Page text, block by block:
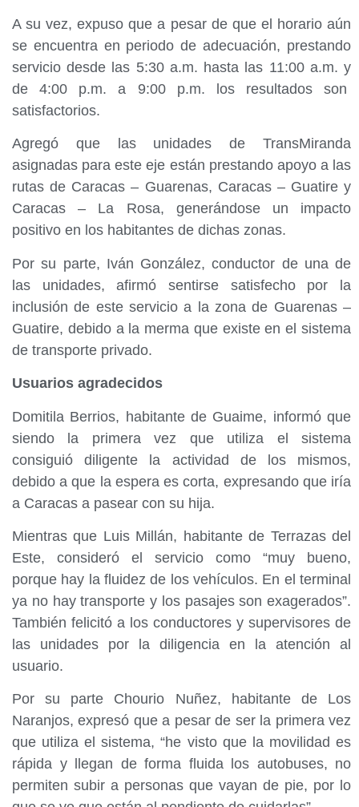
A su vez, expuso que a pesar de que el horario aún
se encuentra en periodo de adecuación, prestando
servicio desde las 5:30 a.m. hasta las 11:00 a.m. y
de 4:00 p.m. a 9:00 p.m. los resultados son
satisfactorios.
Agregó que las unidades de TransMiranda
asignadas para este eje están prestando apoyo a las
rutas de Caracas – Guarenas, Caracas – Guatire y
Caracas – La Rosa, generándose un impacto
positivo en los habitantes de dichas zonas.
Por su parte, Iván González, conductor de una de
las unidades, afirmó sentirse satisfecho por la
inclusión de este servicio a la zona de Guarenas –
Guatire, debido a la merma que existe en el sistema
de transporte privado.
Usuarios agradecidos
Domitila Berrios, habitante de Guaime, informó que
siendo la primera vez que utiliza el sistema
consiguió diligente la actividad de los mismos,
debido a que la espera es corta, expresando que iría
a Caracas a pasear con su hija.
Mientras que Luis Millán, habitante de Terrazas del
Este, consideró el servicio como “muy bueno,
porque hay la fluidez de los vehículos. En el terminal
ya no hay transporte y los pasajes son exagerados”.
También felicitó a los conductores y supervisores de
las unidades por la diligencia en la atención al
usuario.
Por su parte Chourio Nuñez, habitante de Los
Naranjos, expresó que a pesar de ser la primera vez
que utiliza el sistema, “he visto que la movilidad es
rápida y llegan de forma fluida los autobuses, no
permiten subir a personas que vayan de pie, por lo